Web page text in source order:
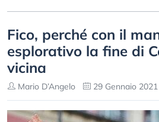
Fico, perché con il
esplorativo la fine di
vicina
Mario D’Angelo 29 Gennaio